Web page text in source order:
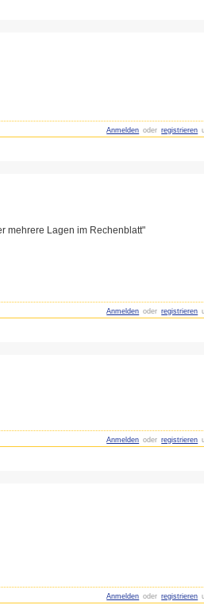
Anmelden oder registrieren
mehrere Lagen im Rechenblatt"
Anmelden oder registrieren
Anmelden oder registrieren
Anmelden oder registrieren